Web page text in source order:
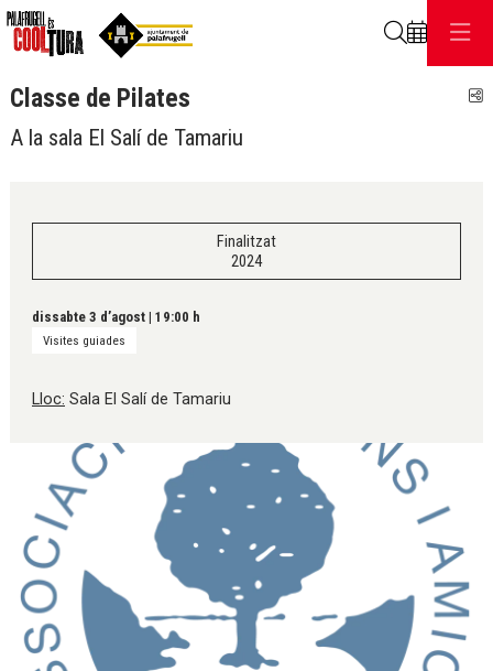
Classe de Pilates
A la sala El Salí de Tamariu
Finalitzat
2024
dissabte 3 d’agost | 19:00 h
Visites guiades
Lloc: Sala El Salí de Tamariu